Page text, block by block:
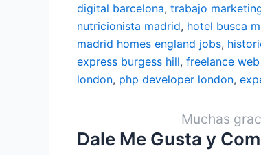
digital barcelona, trabajo
nutricionista madrid, hotel busca
madrid homes england jobs,
express burgess hill, freelance
london, php developer london,
Muchas
Dale Me Gusta y